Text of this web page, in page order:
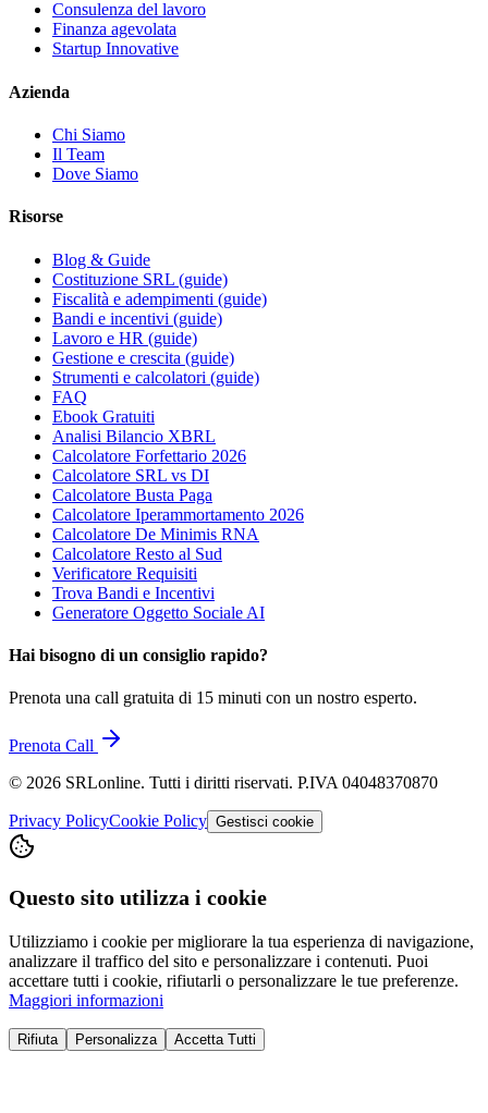
Consulenza del lavoro
Finanza agevolata
Startup Innovative
Azienda
Chi Siamo
Il Team
Dove Siamo
Risorse
Blog & Guide
Costituzione SRL (guide)
Fiscalità e adempimenti (guide)
Bandi e incentivi (guide)
Lavoro e HR (guide)
Gestione e crescita (guide)
Strumenti e calcolatori (guide)
FAQ
Ebook Gratuiti
Analisi Bilancio XBRL
Calcolatore Forfettario 2026
Calcolatore SRL vs DI
Calcolatore Busta Paga
Calcolatore Iperammortamento 2026
Calcolatore De Minimis RNA
Calcolatore Resto al Sud
Verificatore Requisiti
Trova Bandi e Incentivi
Generatore Oggetto Sociale AI
Hai bisogno di un consiglio rapido?
Prenota una call gratuita di 15 minuti con un nostro esperto.
Prenota Call
© 2026 SRLonline. Tutti i diritti riservati. P.IVA 04048370870
Privacy PolicyCookie Policy Gestisci cookie
Questo sito utilizza i cookie
Utilizziamo i cookie per migliorare la tua esperienza di navigazione,
analizzare il traffico del sito e personalizzare i contenuti. Puoi
accettare tutti i cookie, rifiutarli o personalizzare le tue preferenze.
Maggiori informazioni
Rifiuta Personalizza Accetta Tutti